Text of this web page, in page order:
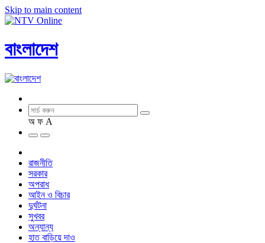
Skip to main content
বাংলাদেশ
অ ফ A
রাজনীতি
সরকার
অপরাধ
আইন ও বিচার
দুর্ঘটনা
সুখবর
অন্যান্য
হাত বাড়িয়ে দাও